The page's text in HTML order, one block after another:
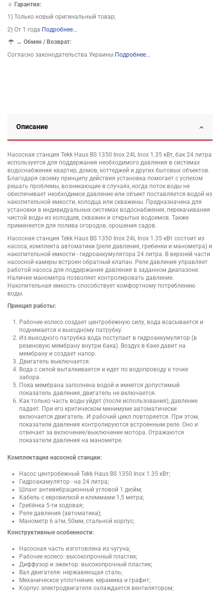
☼ Гарантия:
1) Только новый оригинальный товар;
2) От 1 года Подробнее...
↔Обмен / Возврат:
Согласно законодательства Украины Подробнее...
Описание
Насосная станция Tekk Haus BS 1350 Inox 24L Inox 1.35 кВт, бак 24 литра
используется для поддержания необходимого давления в системах
водоснабжения квартир, домов, коттеджей и других бытовых объектов.
Благодаря своему принципу действия установка помогает с успехом
решать проблемы, возникающие в случаях, когда поток воды не
обеспечивает необходимое давление или объект поставляется водой из
накопительной емкости, колодца или скважины. Предназначена для
установки в индивидуальных системах водоснабжения, перекачивания
чистой воды из колодцев, скважин и открытых водоемов. Также
применяется для полива огородов, орошения садов.
Насосная станция Tekk Haus BS 1350 Inox 24L Inox 1.35 кВт состоит из
насоса, комплекта автоматики (реле давления, гребенки и манометра) и
накопительной емкости - гидроаккумулятора 24 литра. В верхней части
насосной камеры встроен обратный клапан. Реле давления управляет
работой насоса для поддержания давления в заданном диапазоне.
Наличие манометра позволяет контролировать давление.
Накопительная емкость способствует комфортному потреблению
воды.
Принцип работы:
Рабочее колесо создает центробежную силу, вода всасывается и
поднимается к выходному патрубку.
Из выходного патрубка вода поступает в гидроаккумулятор (в
резиновую мембрану внутри бака). Воздух в баке давит на
мембрану и создает напор.
Двигатель выключается.
Вода с силой выталкивается и идет по водопроводу к точке
забора.
Пока мембрана заполнена водой и имеется допустимый
показатель давления, двигатель не включается.
Как только часть воды уйдет (после использования), давление
падает. При его критическом минимуме автоматически
включается двигатель. И рабочий цикл повторяется. При этом,
показатели давления контролируются встроенным реле. Оно и
отвечает за включение/выключение мотора. Отражаются
показатели давления на манометре.
Комплектация насосной станции:
Насос центробежный Tekk Haus BS 1350 Inox 1.35 кВт;
Гидроакамулятор - на 24 литра;
Шланг антивибрационный угловой 1 дюйм;
Кабель с евровилкой и клеммами 1,5 метра;
Гребёнка 5-ти ходовая;
Реле давления (автоматика);
Манометр 6 атм, 50мм, стальной корпус;
Конструктивные особенности:
Насосная часть изготовлена из чугуна;
Рабочее колесо: высокопрочный пластик;
Диффузор и эжектор: высокопрочный пластик;
Вал двигателя: нержавеющая сталь;
Механическое уплотнение: керамика и графит;
Корпус электродвигателя охлаждается вентилятором;